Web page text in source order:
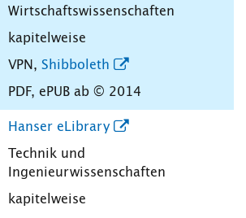
Wirtschaftswissenschaften
kapitelweise
VPN, Shibboleth
PDF, ePUB ab © 2014
Hanser eLibrary
Technik und
Ingenieurwissenschaften
kapitelweise